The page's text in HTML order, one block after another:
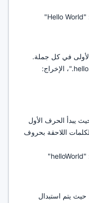
في كل جملة.
المثال: الإدخال: "hello. world. lorem ipsum."، الإخراج:
يبدأ الحرف الأول
اللاحقة بحروف
يتم استبدال